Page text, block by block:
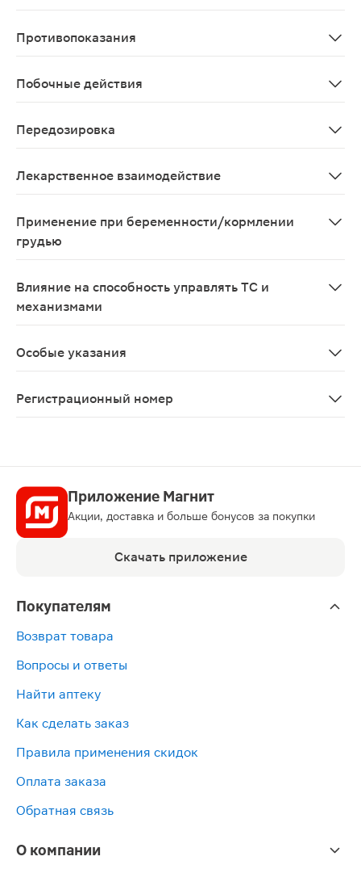
Противопоказания
Побочные действия
Передозировка
Лекарственное взаимодействие
Применение при беременности/кормлении
грудью
Влияние на способность управлять ТС и
механизмами
Особые указания
Регистрационный номер
Приложение Магнит
Акции, доставка и больше бонусов за покупки
Скачать приложение
Покупателям
Возврат товара
Вопросы и ответы
Найти аптеку
Как сделать заказ
Правила применения скидок
Оплата заказа
Обратная связь
О компании